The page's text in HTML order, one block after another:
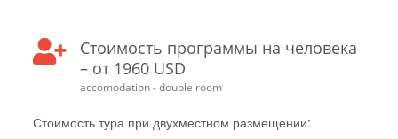
Стоимость программы на человека
– от 1960 USD
accomodation - double room
Стоимость тура при двухместном размещении: